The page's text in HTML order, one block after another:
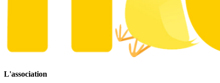
L'association